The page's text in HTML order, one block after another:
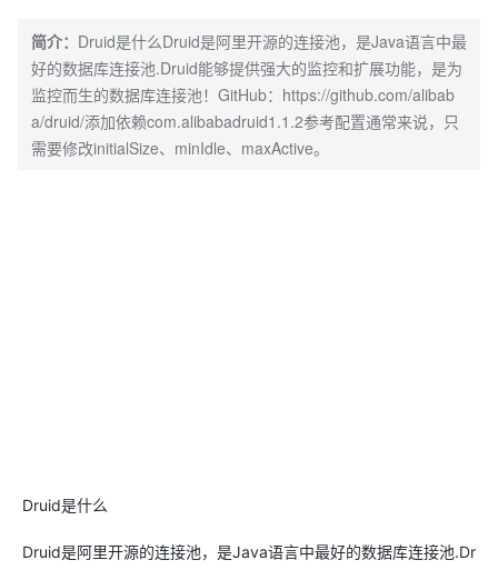
简介： ​Druid是什么Druid是阿里开源的连接池，是Java语言中最
好的数据库连接池.Druid能够提供强大的监控和扩展功能，是为
监控而生的数据库连接池！GitHub：https://github.com/alibab
a/druid/添加依赖com.alibabadruid1.1.2参考配置通常来说，只
需要修改initialSize、minIdle、maxActive。
Druid是什么
Druid是阿里开源的连接池，是Java语言中最好的数据库连接池.Dr